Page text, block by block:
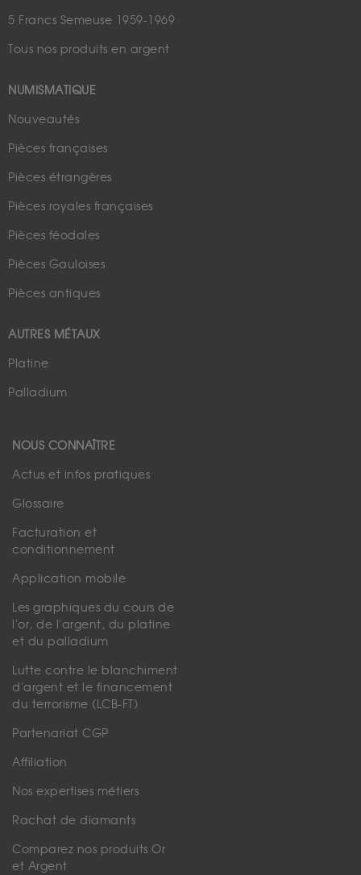
5 Francs Semeuse 1959-1969
Tous nos produits en argent
NUMISMATIQUE
Nouveautés
Pièces françaises
Pièces étrangères
Pièces royales françaises
Pièces féodales
Pièces Gauloises
Pièces antiques
AUTRES MÉTAUX
Platine
Palladium
NOUS CONNAÎTRE
Actus et infos pratiques
Glossaire
Facturation et
conditionnement
Application mobile
Les graphiques du cours de
l'or, de l'argent, du platine
et du palladium
Lutte contre le blanchiment
d'argent et le financement
du terrorisme (LCB-FT)
Partenariat CGP
Affiliation
Nos expertises métiers
Rachat de diamants
Comparez nos produits Or
et Argent